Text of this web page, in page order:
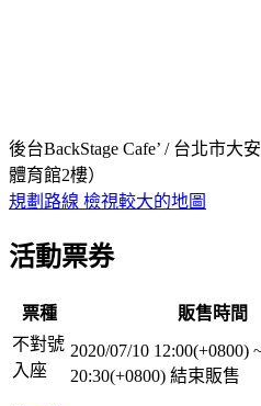
後台BackStage Cafe’ / 台北市
體育館2樓）
規劃路線 檢視較大的地圖
活動票券
票種 販售時間
不對號
入座
2020/07/10 12:00(+0800)
20:30(+0800) 結束販售